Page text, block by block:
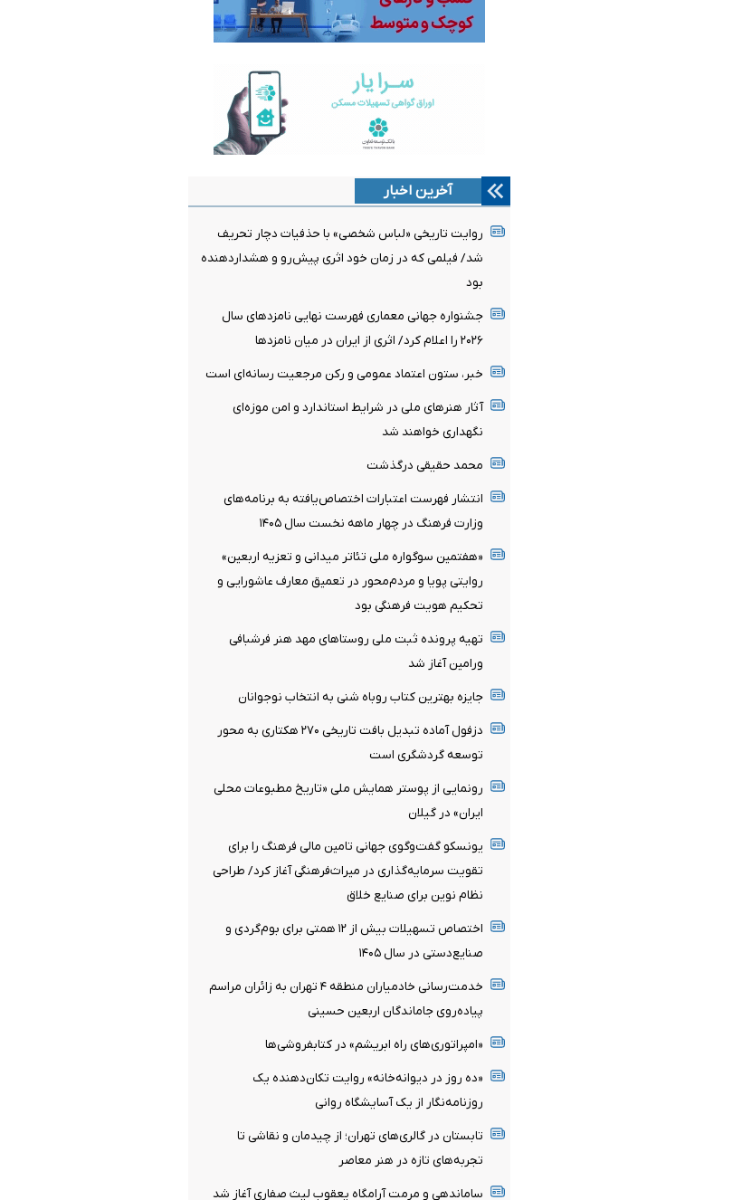
آخرین اخبار
روایت تاریخی «لباس شخصی» با حذفیات دچار تحریف
شد/ فیلمی که در زمان خود اثری پیش‌رو و هشداردهنده
بود
جشنواره جهانی معماری فهرست نهایی نامزدهای سال
۲۰۲۶ را اعلام کرد/ اثری از ایران در میان نامزدها
خبر، ستون اعتماد عمومی و رکن مرجعیت رسانه‌ای است
آثار هنرهای ملی در شرایط استاندارد و امن موزه‌ای
نگهداری خواهند شد
محمد حقیقی درگذشت
انتشار فهرست اعتبارات اختصاص‌یافته به برنامه‌های
وزارت فرهنگ در چهار ماهه نخست سال ۱۴۰۵
«هفتمین سوگواره ملی تئاتر میدانی و تعزیه اربعین»
روایتی پویا و مردم‌محور در تعمیق معارف عاشورایی و
تحکیم هویت فرهنگی بود
تهیه پرونده ثبت ملی روستاهای مهد هنر فرشبافی
ورامین آغاز شد
جایزه بهترین کتاب روباه شنی به انتخاب نوجوانان
دزفول آماده تبدیل بافت تاریخی ۲۷۰ هکتاری به محور
توسعه گردشگری است
رونمایی از پوستر همایش ملی «تاریخ مطبوعات محلی
ایران» در گیلان
یونسکو گفت‌وگوی جهانی تامین مالی فرهنگ را برای
تقویت سرمایه‌گذاری در میراث‌فرهنگی آغاز کرد/ طراحی
نظام نوین برای صنایع خلاق
اختصاص تسهیلات بیش از ۱۲ همتی برای بوم‌گردی و
صنایع‌دستی در سال ۱۴۰۵
خدمت‌رسانی خادمیاران منطقه ۴ تهران به زائران مراسم
پیاده‌روی جاماندگان اربعین حسینی
«امپراتوری‌های راه ابریشم» در کتابفروشی‌ها
«ده روز در دیوانه‌خانه» روایت تکان‌دهنده یک
روزنامه‌نگار از یک آسایشگاه روانی
تابستان در گالری‌های تهران؛ از چیدمان و نقاشی تا
تجربه‌های تازه در هنر معاصر
ساماندهی و مرمت آرامگاه یعقوب لیث صفاری آغاز شد